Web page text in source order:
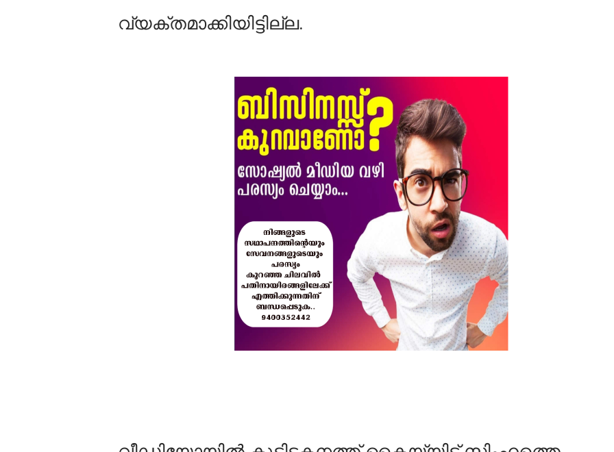
വ്യക്തമാക്കിയിട്ടില്ല.